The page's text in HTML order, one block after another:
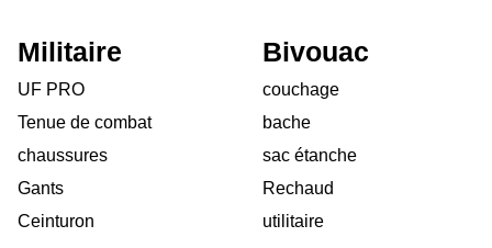
Militaire
UF PRO
Tenue de combat
chaussures
Gants
Ceinturon
Bivouac
couchage
bache
sac étanche
Rechaud
utilitaire